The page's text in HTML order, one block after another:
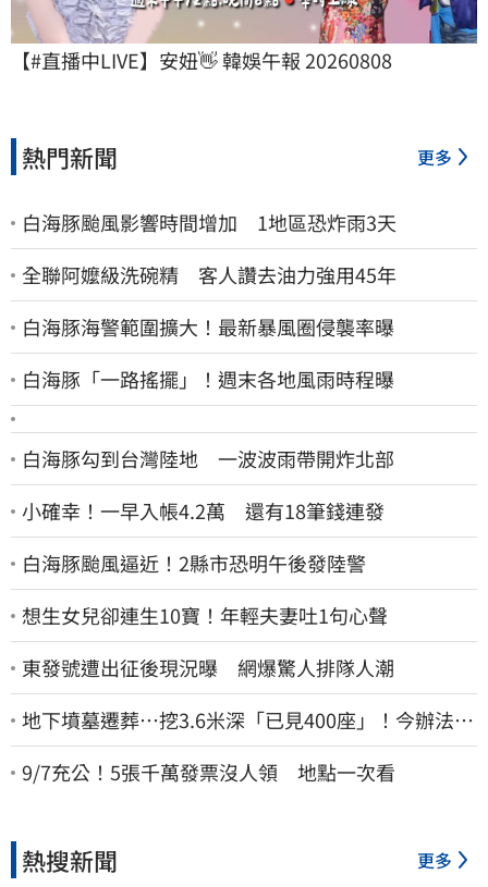
【#直播中LIVE】安妞👋 韓娛午報 20260808
熱門新聞 更多
白海豚颱風影響時間增加 1地區恐炸雨3天
全聯阿嬤級洗碗精 客人讚去油力強用45年
白海豚海警範圍擴大！最新暴風圈侵襲率曝
白海豚「一路搖擺」！週末各地風雨時程曝
白海豚勾到台灣陸地 一波波雨帶開炸北部
小確幸！一早入帳4.2萬 還有18筆錢連發
白海豚颱風逼近！2縣市恐明午後發陸警
想生女兒卻連生10寶！年輕夫妻吐1句心聲
東發號遭出征後現況曝 網爆驚人排隊人潮
地下墳墓遷葬…挖3.6米深「已見400座」！今辦法會
安撫祖先
9/7充公！5張千萬發票沒人領 地點一次看
熱搜新聞 更多